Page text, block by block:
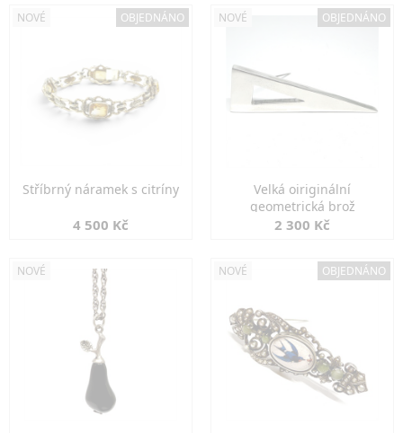
NOVÉ OBJEDNÁNO
Stříbrný náramek s citríny
4 500 Kč
NOVÉ OBJEDNÁNO
Velká oiriginální
geometrická brož
2 300 Kč
NOVÉ NOVÉ OBJEDNÁNO